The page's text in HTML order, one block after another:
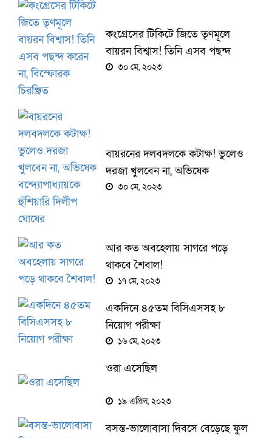
কংগ্রেসের টিকিটে জিতে তৃণমূলে
বায়রন বিশ্বাস! তিনি এসব পছন্দ
করেন না, বিস্ফোরক চিরঞ্জিত
৩০ মে, ২০২৩
বায়রনের দলবদলকে কটাক্ষ! ভুলেও
দরজা খুলবেন না, অভিষেক
বন্দ্যোপাধ্যায়কে হুঁশিয়ারি দিলীপ
৩০ মে, ২০২৩
আর কত অবহেলায় সাগরে পড়ে
থাকবে শৈবাল!
১৭ মে, ২০২৩
একদিনে ৪৫তম বিসিএসসহ ৮
নিয়োগ পরীক্ষা
১৬ মে, ২০২৩
ওরা এসেছিল
১৯ এপ্রিল, ২০২৩
বসন্ত-ভালোবাসা দিবসে বেড়েছে ফুল